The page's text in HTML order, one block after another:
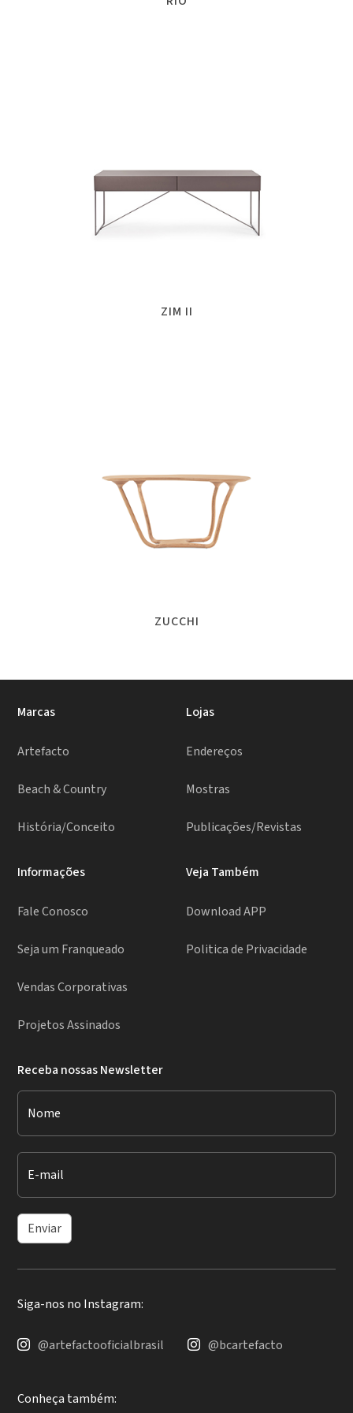
ZIM II
ZUCCHI
Marcas
Artefacto
Beach & Country
História/Conceito
Lojas
Endereços
Mostras
Publicações/Revistas
Informações
Fale Conosco
Seja um Franqueado
Vendas Corporativas
Projetos Assinados
Veja Também
Download APP
Politica de Privacidade
Receba nossas Newsletter
Nome
E-mail
Enviar
Siga-nos no Instagram:
@artefactooficialbrasil @bcartefacto
Conheça também: